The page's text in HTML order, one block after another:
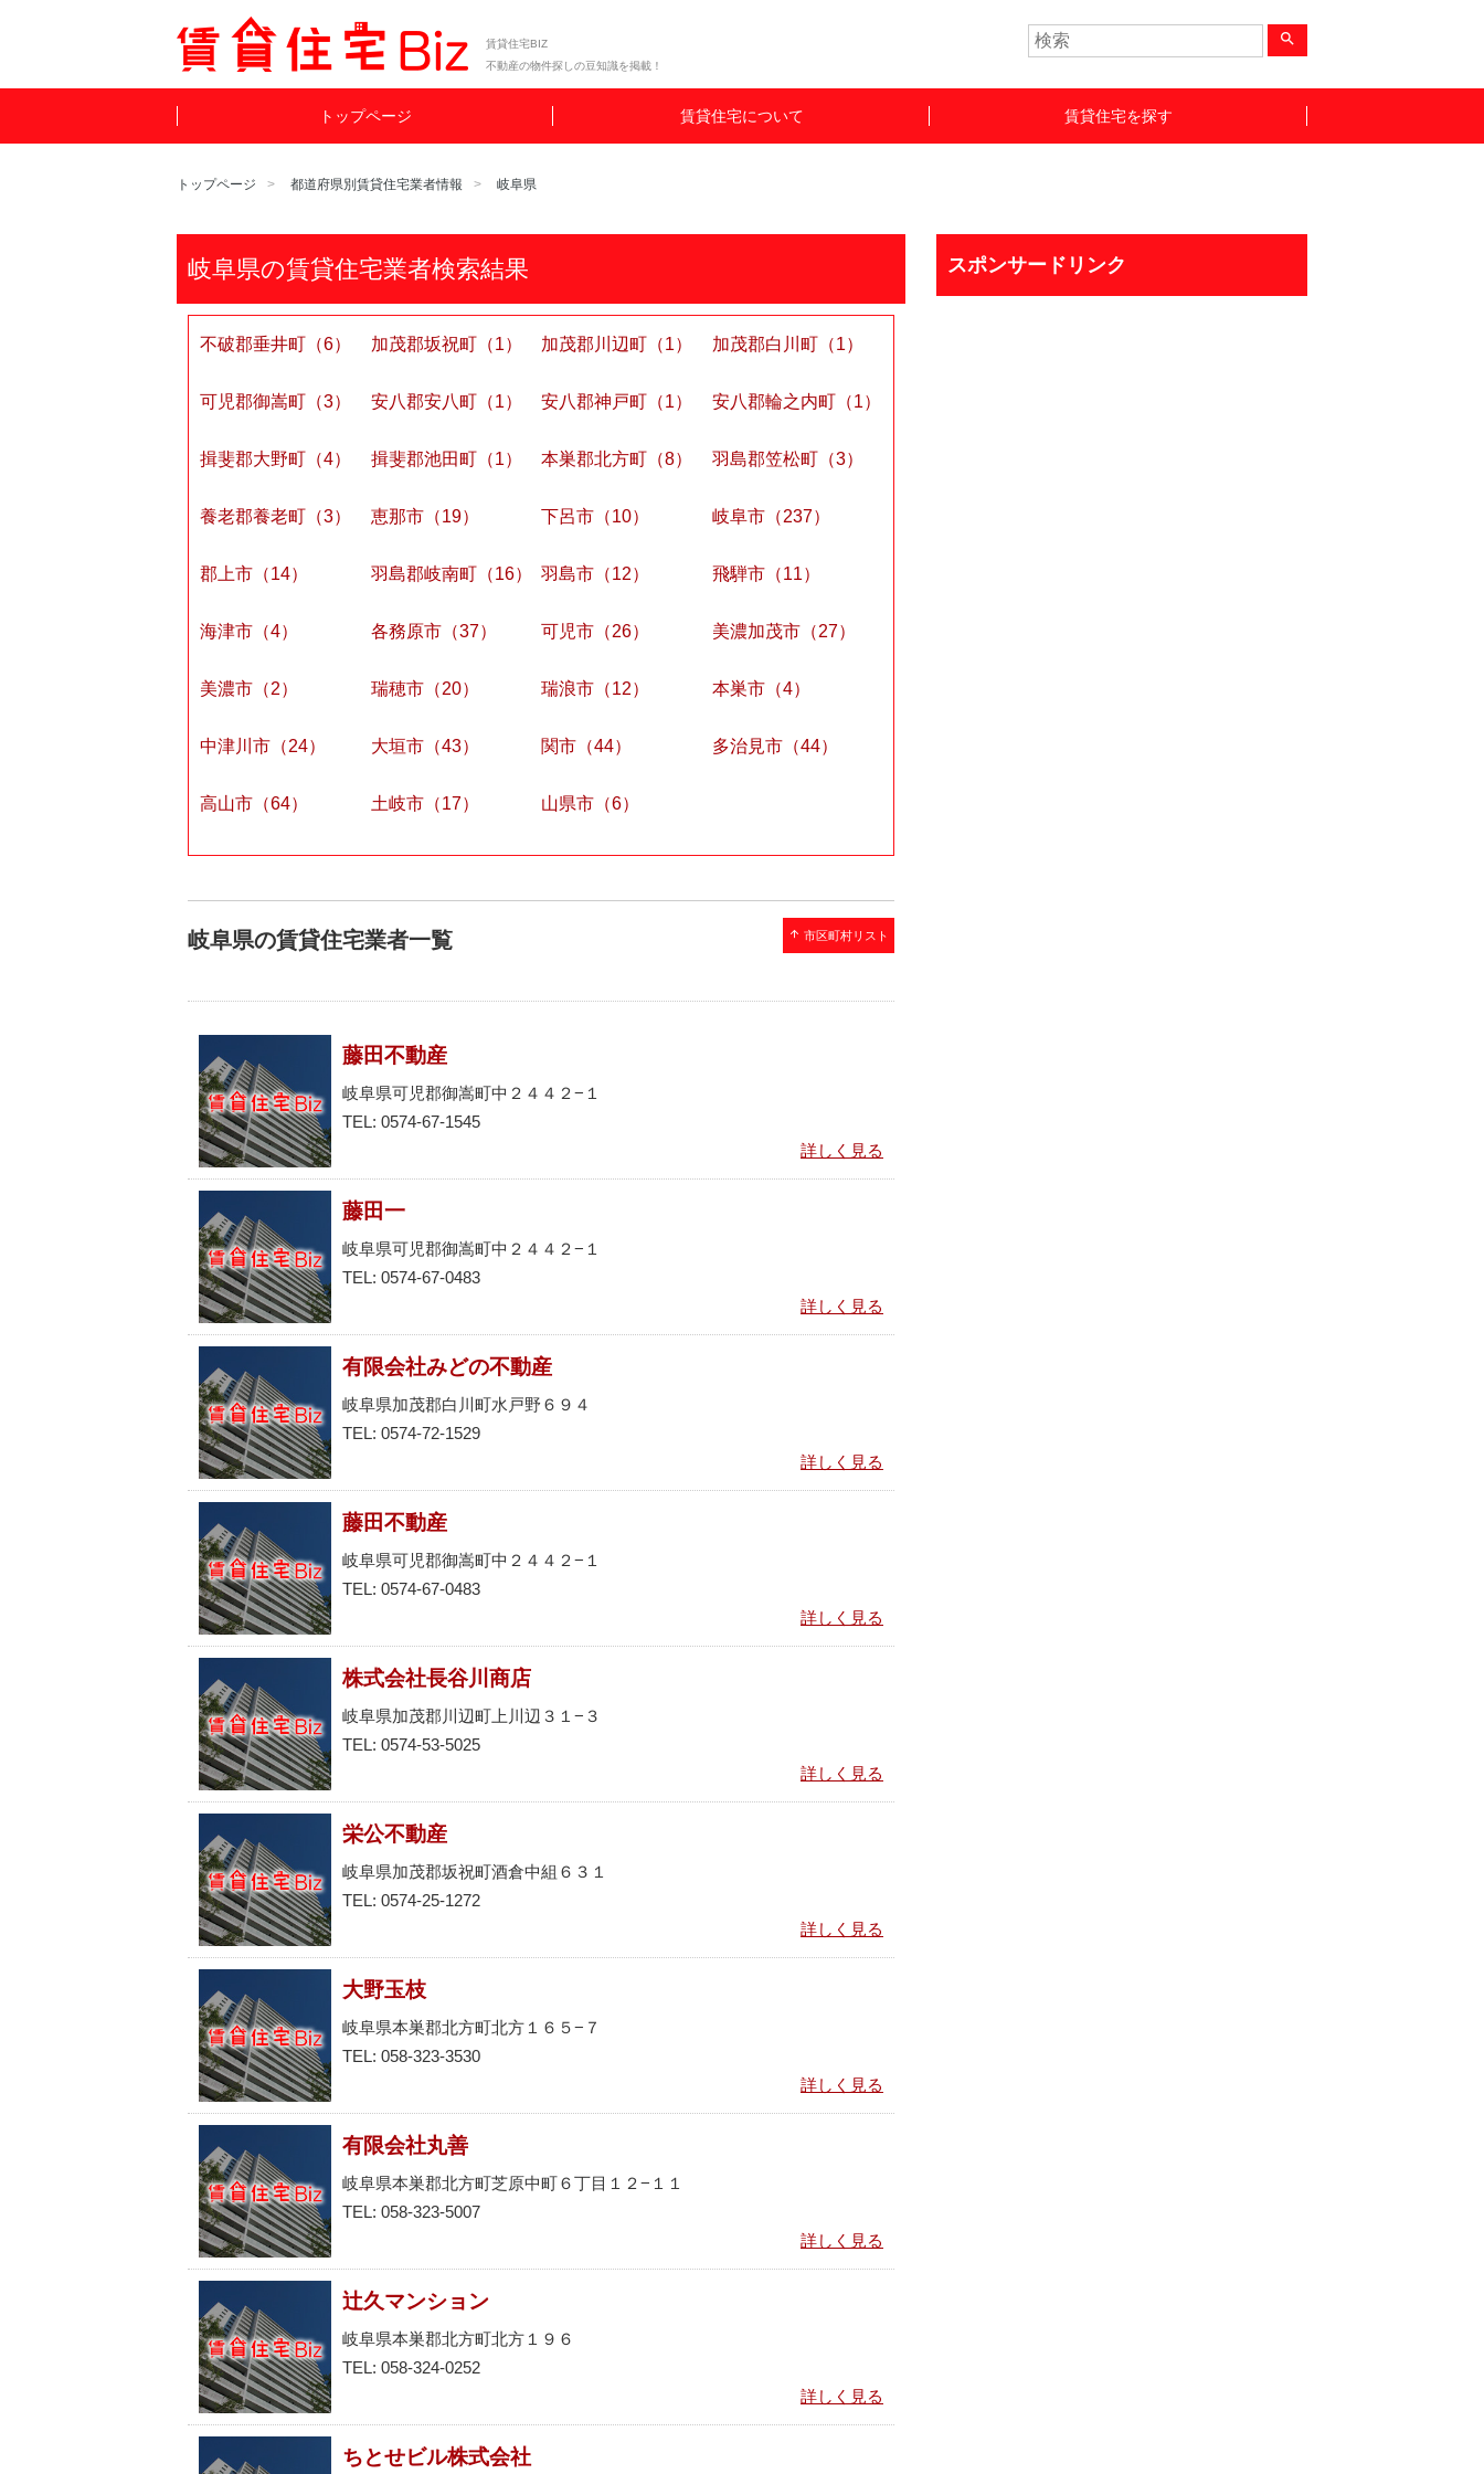
賃貸住宅BIZ
不動産の物件探しの豆知識を掲載！
search
トップページ 賃貸住宅について 賃貸住宅を探す
トップページ 都道府県別賃貸住宅業者情報 岐阜県
岐阜県の賃貸住宅業者検索結果
不破郡垂井町（6） 加茂郡坂祝町（1） 加茂郡川辺町（1） 加茂郡白川町（1）
可児郡御嵩町（3） 安八郡安八町（1） 安八郡神戸町（1） 安八郡輪之内町（1）
揖斐郡大野町（4） 揖斐郡池田町（1） 本巣郡北方町（8） 羽島郡笠松町（3）
養老郡養老町（3） 恵那市（19） 下呂市（10） 岐阜市（237）
郡上市（14） 羽島郡岐南町（16） 羽島市（12） 飛騨市（11）
海津市（4） 各務原市（37） 可児市（26） 美濃加茂市（27）
美濃市（2） 瑞穂市（20） 瑞浪市（12） 本巣市（4）
中津川市（24） 大垣市（43） 関市（44） 多治見市（44）
高山市（64） 土岐市（17） 山県市（6）
岐阜県の賃貸住宅業者一覧 arrow_upward 市区町村リスト
藤田不動産
岐阜県可児郡御嵩町中２４４２−１
TEL: 0574-67-1545
詳しく見る
藤田一
岐阜県可児郡御嵩町中２４４２−１
TEL: 0574-67-0483
詳しく見る
有限会社みどの不動産
岐阜県加茂郡白川町水戸野６９４
TEL: 0574-72-1529
詳しく見る
藤田不動産
岐阜県可児郡御嵩町中２４４２−１
TEL: 0574-67-0483
詳しく見る
株式会社長谷川商店
岐阜県加茂郡川辺町上川辺３１−３
TEL: 0574-53-5025
詳しく見る
栄公不動産
岐阜県加茂郡坂祝町酒倉中組６３１
TEL: 0574-25-1272
詳しく見る
大野玉枝
岐阜県本巣郡北方町北方１６５−７
TEL: 058-323-3530
詳しく見る
有限会社丸善
岐阜県本巣郡北方町芝原中町６丁目１２−１１
TEL: 058-323-5007
詳しく見る
辻久マンション
岐阜県本巣郡北方町北方１９６
TEL: 058-324-0252
詳しく見る
ちとせビル株式会社
スポンサードリンク